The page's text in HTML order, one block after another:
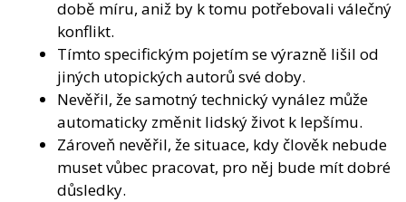
době míru, aniž by k tomu potřebovali válečný
konflikt.
Tímto specifickým pojetím se výrazně lišil od
jiných utopických autorů své doby.
Nevěřil, že samotný technický vynález může
automaticky změnit lidský život k lepšímu.
Zároveň nevěřil, že situace, kdy člověk nebude
muset vůbec pracovat, pro něj bude mít dobré
důsledky.